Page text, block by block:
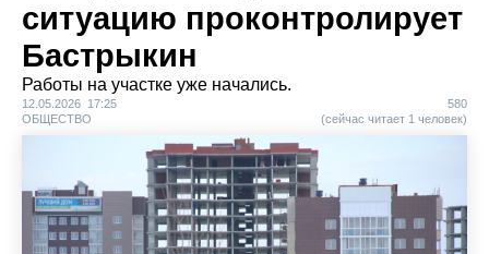
ситуацию проконтролирует
Бастрыкин
Работы на участке уже начались.
12.05.2026 17:25
ОБЩЕСТВО
580
(сейчас читает 1 человек)